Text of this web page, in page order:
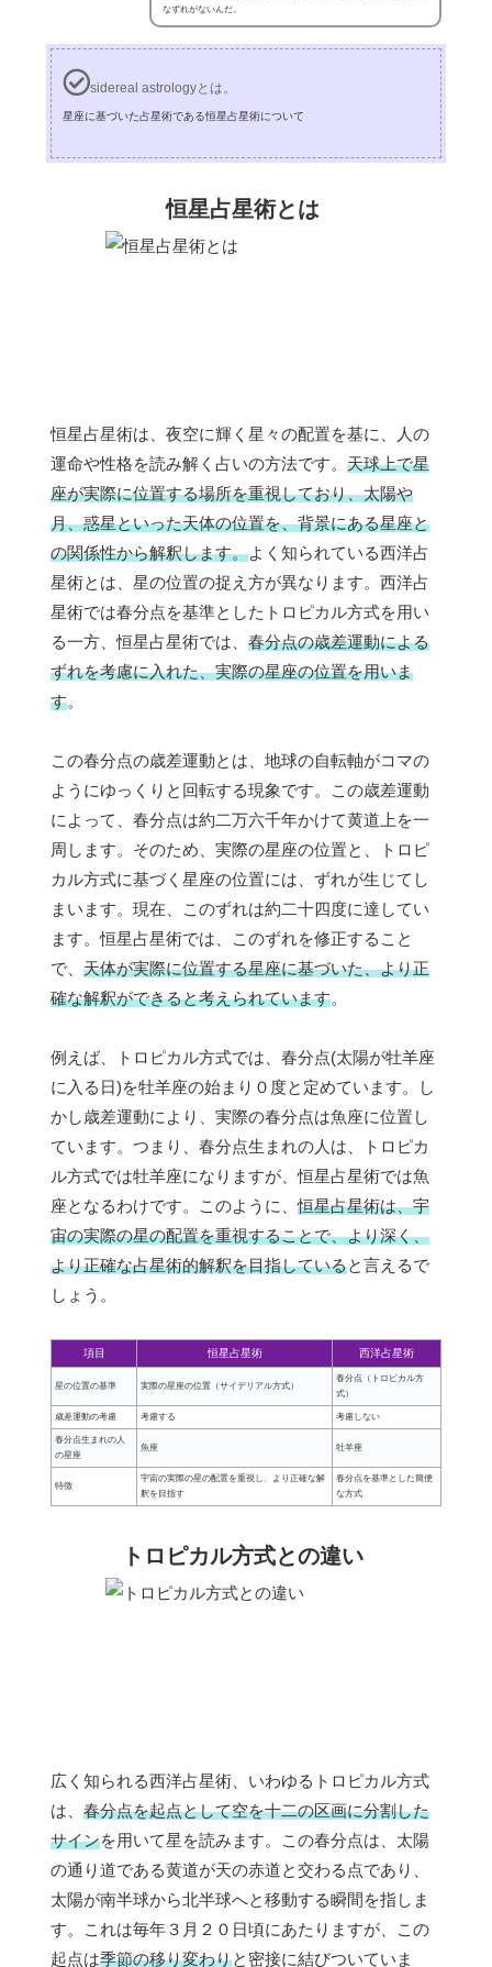
なずれがないんだ。
sidereal astrologyとは。
星座に基づいた占星術である恒星占星術について
恒星占星術とは
恒星占星術は、夜空に輝く星々の配置を基に、人の
運命や性格を読み解く占いの方法です。 天球上で星
座が実際に位置する場所を重視しており、太陽や
月、惑星といった天体の位置を、背景にある星座と
の関係性から解釈します。よく知られている西洋占
星術とは、星の位置の捉え方が異なります。西洋占
星術では春分点を基準としたトロピカル方式を用い
る一方、恒星占星術では、 春分点の歳差運動による
ずれを考慮に入れた、実際の星座の位置を用いま
す。
この春分点の歳差運動とは、地球の自転軸がコマの
ようにゆっくりと回転する現象です。この歳差運動
によって、春分点は約二万六千年かけて黄道上を一
周します。そのため、実際の星座の位置と、トロピ
カル方式に基づく星座の位置には、ずれが生じてし
まいます。現在、このずれは約二十四度に達してい
ます。恒星占星術では、このずれを修正すること
で、 天体が実際に位置する星座に基づいた、より正
確な解釈ができると考えられています。
例えば、トロピカル方式では、春分点(太陽が牡羊座
に入る日)を牡羊座の始まり０度と定めています。し
かし歳差運動により、実際の春分点は魚座に位置し
ています。つまり、春分点生まれの人は、トロピカ
ル方式では牡羊座になりますが、恒星占星術では魚
座となるわけです。このように、恒星占星術は、宇
宙の実際の星の配置を重視することで、より深く、
より正確な占星術的解釈を目指していると言えるで
しょう。
項目 恒星占星術 西洋占星術
星の位置の基準 実際の星座の位置（サイデリアル方式）
春分点（トロピカル方
式）
歳差運動の考慮 考慮する 考慮しない
春分点生まれの人
の星座
魚座 牡羊座
特徴
宇宙の実際の星の配置を重視し、より正確な解
釈を目指す
春分点を基準とした簡便
な方式
トロピカル方式との違い
広く知られる西洋占星術、いわゆるトロピカル方式
は、 春分点を起点として空を十二の区画に分割した
サインを用いて星を読みます。この春分点は、太陽
の通り道である黄道が天の赤道と交わる点であり、
太陽が南半球から北半球へと移動する瞬間を指しま
す。これは毎年３月２０日頃にあたりますが、この
起点は季節の移り変わりと密接に結びついていま